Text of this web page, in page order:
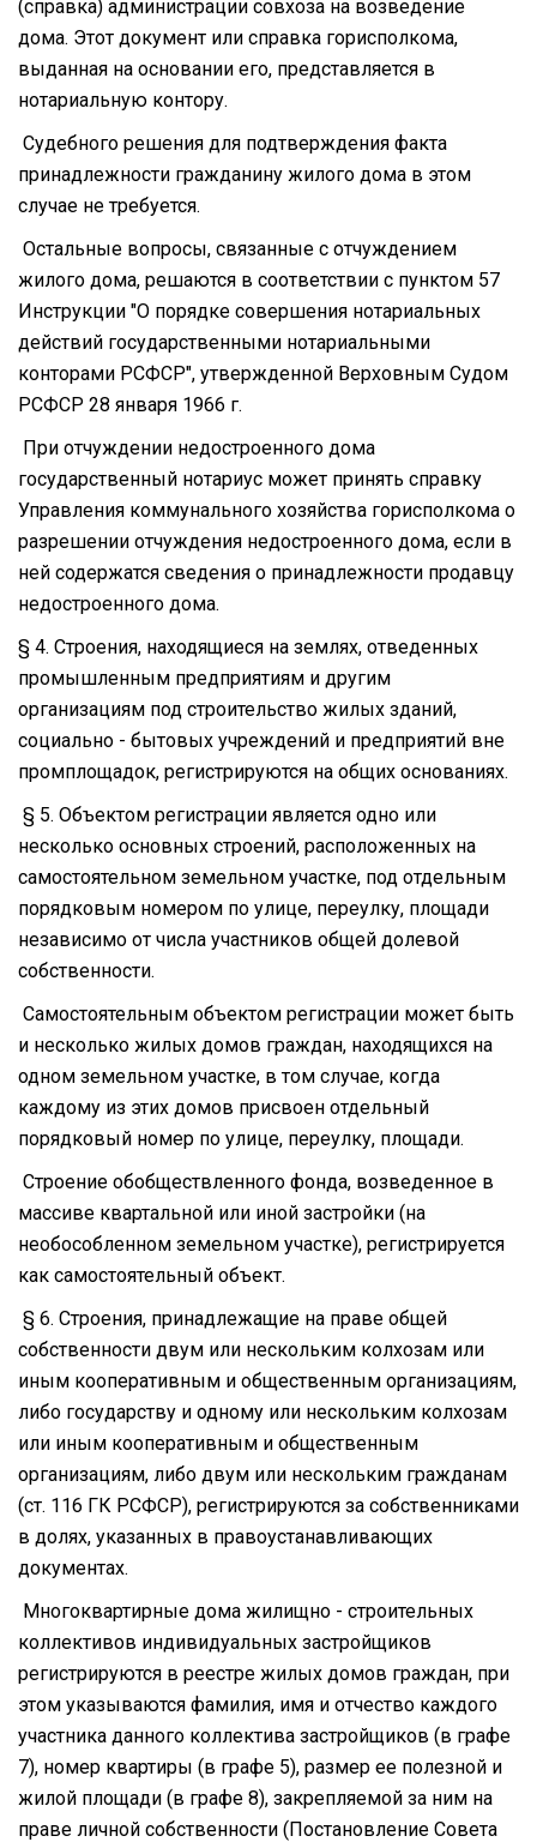
(справка) администрации совхоза на возведение
дома. Этот документ или справка горисполкома,
выданная на основании его, представляется в
нотариальную контору.
Судебного решения для подтверждения факта
принадлежности гражданину жилого дома в этом
случае не требуется.
Остальные вопросы, связанные с отчуждением
жилого дома, решаются в соответствии с пунктом 57
Инструкции "О порядке совершения нотариальных
действий государственными нотариальными
конторами РСФСР", утвержденной Верховным Судом
РСФСР 28 января 1966 г.
При отчуждении недостроенного дома
государственный нотариус может принять справку
Управления коммунального хозяйства горисполкома о
разрешении отчуждения недостроенного дома, если в
ней содержатся сведения о принадлежности продавцу
недостроенного дома.
§ 4. Строения, находящиеся на землях, отведенных
промышленным предприятиям и другим
организациям под строительство жилых зданий,
социально - бытовых учреждений и предприятий вне
промплощадок, регистрируются на общих основаниях.
§ 5. Объектом регистрации является одно или
несколько основных строений, расположенных на
самостоятельном земельном участке, под отдельным
порядковым номером по улице, переулку, площади
независимо от числа участников общей долевой
собственности.
Самостоятельным объектом регистрации может быть
и несколько жилых домов граждан, находящихся на
одном земельном участке, в том случае, когда
каждому из этих домов присвоен отдельный
порядковый номер по улице, переулку, площади.
Строение обобществленного фонда, возведенное в
массиве квартальной или иной застройки (на
необособленном земельном участке), регистрируется
как самостоятельный объект.
§ 6. Строения, принадлежащие на праве общей
собственности двум или нескольким колхозам или
иным кооперативным и общественным организациям,
либо государству и одному или нескольким колхозам
или иным кооперативным и общественным
организациям, либо двум или нескольким гражданам
(ст. 116 ГК РСФСР), регистрируются за собственниками
в долях, указанных в правоустанавливающих
документах.
Многоквартирные дома жилищно - строительных
коллективов индивидуальных застройщиков
регистрируются в реестре жилых домов граждан, при
этом указываются фамилия, имя и отчество каждого
участника данного коллектива застройщиков (в графе
7), номер квартиры (в графе 5), размер ее полезной и
жилой площади (в графе 8), закрепляемой за ним на
праве личной собственности (Постановление Совета